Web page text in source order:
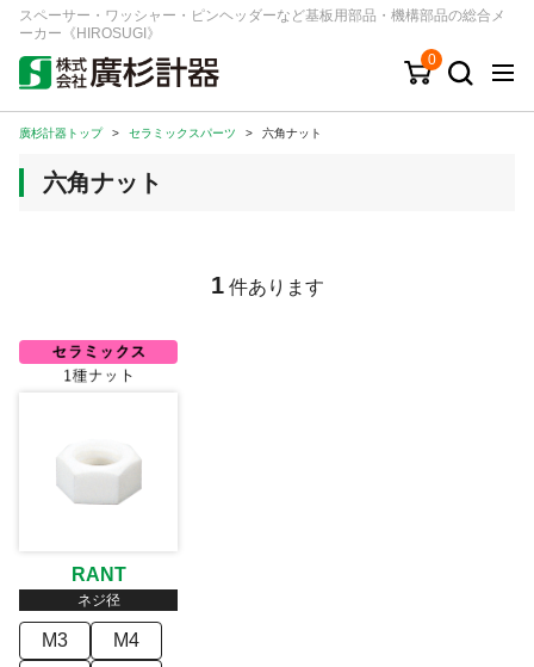
スペーサー・ワッシャー・ピンヘッダーなど基板用部品・機構部品の総合メ
ーカー《HIROSUGI》
0
キーワード 品番/シリーズ
商品カテゴリから探す
ログイン
お問い合わせ窓口
廣杉計器トップ > セラミックスパーツ > 六角ナット
六角ナット
1 件あります
RANT
ネジ径
M3
M4